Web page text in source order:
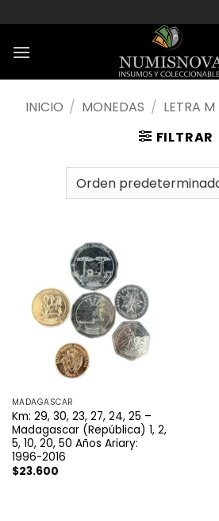
al
contenido
INICIO / MONEDAS / LETRA M
FILTRAR
MADAGASCAR
Km: 29, 30, 23, 27, 24, 25 –
Madagascar (República) 1, 2,
5, 10, 20, 50 Años Ariary:
1996-2016
$23.600